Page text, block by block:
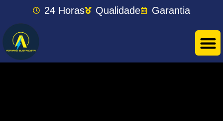
24 Horas Qualidade Garantia